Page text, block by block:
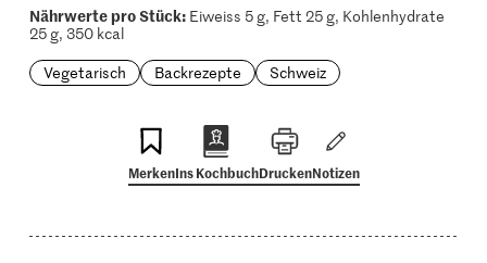
Nährwerte pro Stück:Eiweiss 5 g, Fett 25 g, Kohlenhydrate
25 g, 350 kcal
Vegetarisch
Backrezepte Schweiz
MerkenIns KochbuchDruckenNotizen